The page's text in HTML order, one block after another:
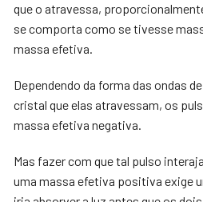
que o atravessa,
se comporta como se tivesse
massa efetiva.
Dependendo da forma das ondas
cristal que elas atravessam, os
massa efetiva negativa.
Mas fazer com que tal pulso
uma massa efetiva positiva exige